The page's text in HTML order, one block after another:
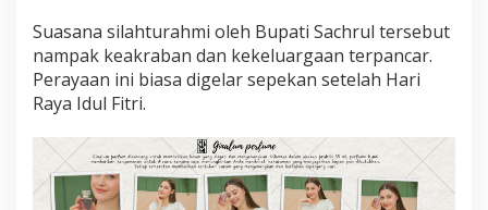
m
a
M
a
a
r
a
Suasana silahturahmi oleh Bupati Sachrul tersebut
nampak keakraban dan kekeluargaan terpancar.
Perayaan ini biasa digelar sepekan setelah Hari
Raya Idul Fitri.